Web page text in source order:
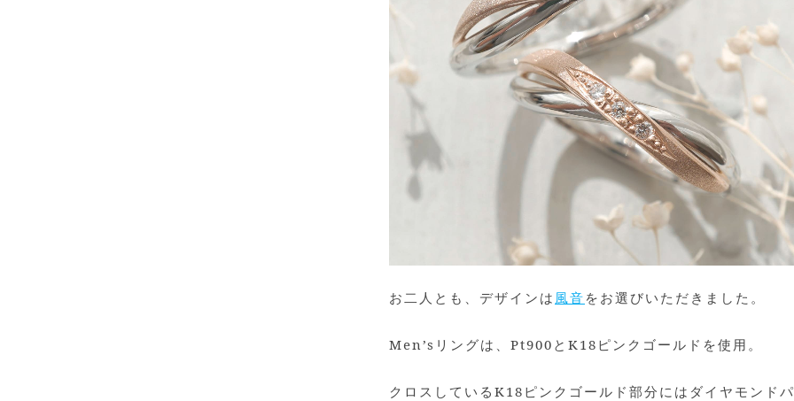
お二人とも、デザインは 風音 をお選びいただきました。
Men’sリングは、Pt900とK18ピンクゴールドを使用。
クロスしているK18ピンクゴールド部分にはダイヤモンドパ